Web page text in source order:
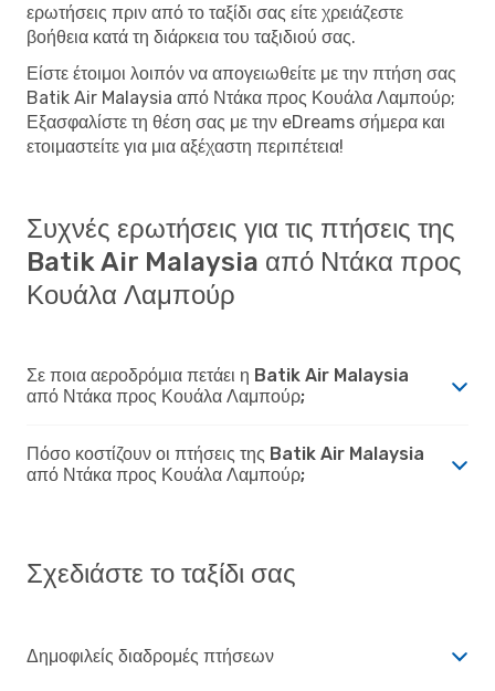
ερωτήσεις πριν από το ταξίδι σας είτε χρειάζεστε
βοήθεια κατά τη διάρκεια του ταξιδιού σας.
Είστε έτοιμοι λοιπόν να απογειωθείτε με την πτήση σας
Batik Air Malaysia από Ντάκα προς Κουάλα Λαμπούρ;
Εξασφαλίστε τη θέση σας με την eDreams σήμερα και
ετοιμαστείτε για μια αξέχαστη περιπέτεια!
Συχνές ερωτήσεις για τις πτήσεις της
Batik Air Malaysia από Ντάκα προς
Κουάλα Λαμπούρ
Σε ποια αεροδρόμια πετάει η Batik Air Malaysia
από Ντάκα προς Κουάλα Λαμπούρ;
Πόσο κοστίζουν οι πτήσεις της Batik Air Malaysia
από Ντάκα προς Κουάλα Λαμπούρ;
Σχεδιάστε το ταξίδι σας
Δημοφιλείς διαδρομές πτήσεων